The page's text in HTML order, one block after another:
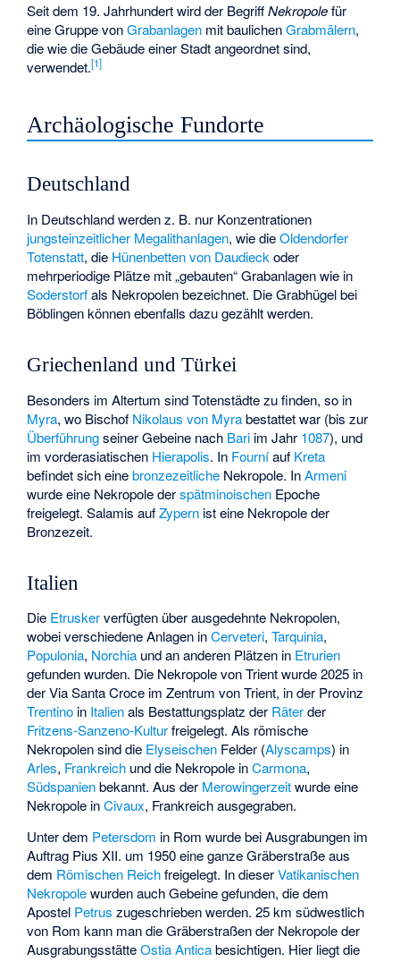
Seit dem 19. Jahrhundert wird der BegriffNekropolefür
eine Gruppe vonGrabanlagen mit baulichenGrabmälern,
die wie die Gebäude einer Stadt angeordnet sind,
verwendet.[1]
Archäologische Fundorte
Deutschland
In Deutschland werden z. B. nur Konzentrationen
jungsteinzeitlicher Megalithanlagen, wie dieOldendorfer
Totenstatt, die Hünenbetten von Daudieck oder
mehrperiodige Plätze mit „gebauten“ Grabanlagen wie in
Soderstorfals Nekropolen bezeichnet. DieGrabhügel bei
Böblingenkönnen ebenfalls dazu gezählt werden.
Griechenland und Türkei
Besonders im Altertum sind Totenstädte zu finden, so in
Myra, wo Bischof Nikolaus von Myrabestattet war (bis zur
Überführungseiner Gebeine nach Bari im Jahr 1087), und
im vorderasiatischen Hierapolis. In Fourníauf Kreta
befindet sich einebronzezeitliche Nekropole. InArmeni
wurde eine Nekropole derspätminoischen Epoche
freigelegt. Salamis aufZypern ist eine Nekropole der
Bronzezeit.
Italien
Die Etruskerverfügten über ausgedehnte Nekropolen,
wobei verschiedene Anlagen inCerveteri,Tarquinia,
Populonia, Norchia und an anderen Plätzen in Etrurien
gefunden wurden. Die Nekropole von Trientwurde 2025 in
der Via Santa Croce im Zentrum von Trient, in der Provinz
Trentino in Italienals Bestattungsplatz der Räterder
Fritzens-Sanzeno-Kulturfreigelegt. Als römische
Nekropolen sind die Elyseischen Felder (Alyscamps) in
Arles, Frankreich und die Nekropole inCarmona,
Südspanienbekannt. Aus der Merowingerzeitwurde eine
Nekropole inCivaux, Frankreich ausgegraben.
Unter dem Petersdom in Rom wurde bei Ausgrabungen im
Auftrag Pius XII. um 1950 eine ganze Gräberstraße aus
dem Römischen Reichfreigelegt. In dieserVatikanischen
Nekropolewurden auch Gebeine gefunden, die dem
Apostel Petrus zugeschrieben werden. 25 km südwestlich
von Rom kann man die Gräberstraßen der Nekropole der
AusgrabungsstätteOstia Anticabesichtigen. Hier liegt die